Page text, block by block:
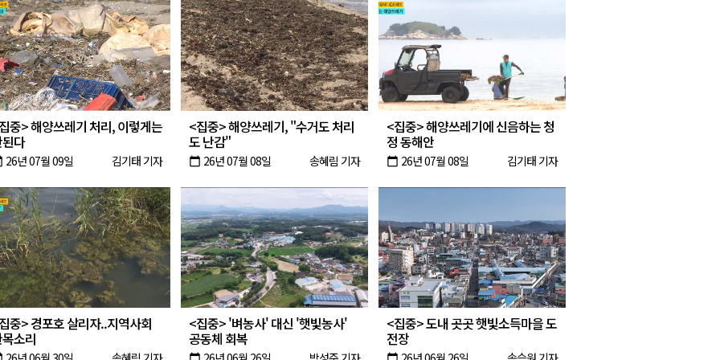
중> 해양쓰레기 처리, 이렇게는
다
26년 07월 09일 김기태 기자
<집중> 해양쓰레기, "수거도 처리
도 난감"
calendar_today 26년 07월 08일 송혜림 기자
<집중> 해양쓰레기에 신음하는 청
정 동해안
calendar_today 26년 07월 08일 김기태 기자
중> 경포호 살리자..지역사회
소리
<집중> '벼농사' 대신 '햇빛농사'
공동체 회복
<집중> 도내 곳곳 햇빛소득마을 도
전장